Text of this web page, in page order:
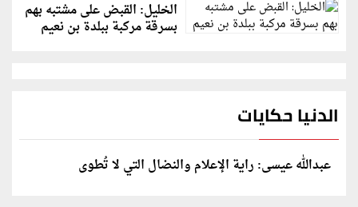
الخليل: القبض على مشتبه بهم
بسرقة مركبة ببلدة بن نعيم
الدنيا حكايات
عبدالله عيسى: راية الإعلام والنضال التي لا تُطوى